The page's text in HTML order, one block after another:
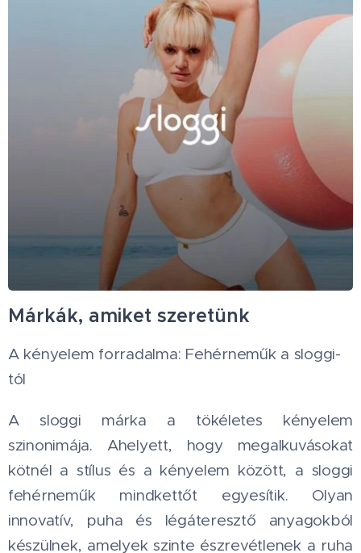
Márkák, amiket szeretünk
A kényelem forradalma: Fehérneműk a sloggi-
tól
A sloggi márka a tökéletes kényelem
szinonimája. Ahelyett, hogy megalkuvásokat
kötnél a stílus és a kényelem között, a sloggi
fehérneműk mindkettőt egyesítik. Olyan
innovatív, puha és légáteresztő anyagokból
készülnek, amelyek szinte észrevétlenek a ruha